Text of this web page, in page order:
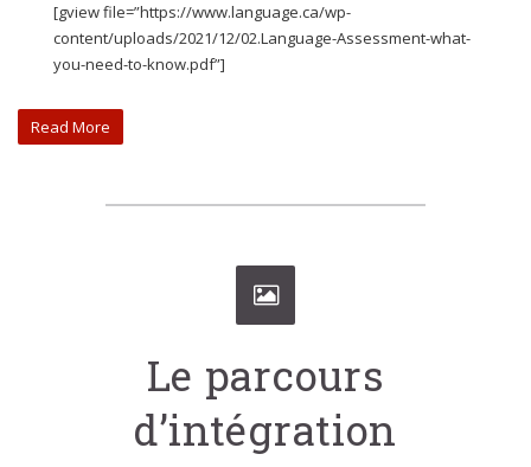
[gview file=”https://www.language.ca/wp-
content/uploads/2021/12/02.Language-Assessment-what-
you-need-to-know.pdf”]
Read More
Le parcours
d’intégration